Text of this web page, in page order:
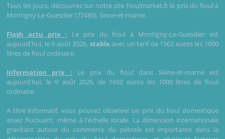
Tous les jours, découvrez sur notre site Fioulmarket.fr le prix du fioul à
Montigny-Le-Guesdier (77480), Seine-et-marne.
Flash actu prix : Le prix du fioul à Montigny-Le-Guesdier est
aujourd'hui, le 9 août 2026, stable avec un tarif de 1562 euros les 1000
litres de fioul ordinaire.
Information prix : Le prix du fioul dans Seine-et-marne est
aujourd'hui, le 9 août 2026, de 1602 euros les 1000 litres de fioul
ordinaire.
A titre informatif, vous pouvez observer un prix du fioul domestique
assez fluctuant, même à l'échelle locale. La dimension internationale
gravitant autour du commerce du pétrole est importante dans la